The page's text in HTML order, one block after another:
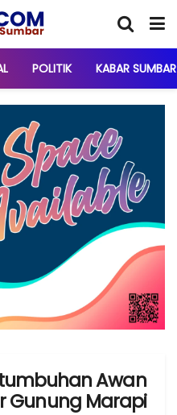
POLITIK KABAR SUMBAR
Awan
Gunung Marapi